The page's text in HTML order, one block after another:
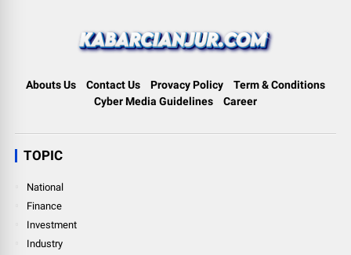
Abouts Us Contact Us Provacy Policy
Term & Conditions
Cyber Media Guidelines
Career
TOPIC
National
Finance
Investment
Industry